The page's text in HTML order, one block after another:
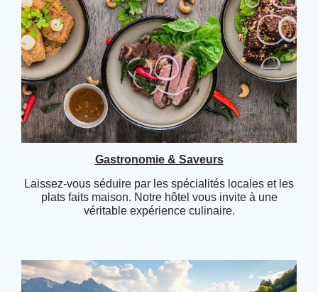
Gastronomie & Saveurs
Laissez-vous séduire par les spécialités locales et les
plats faits maison. Notre hôtel vous invite à une
véritable expérience culinaire.